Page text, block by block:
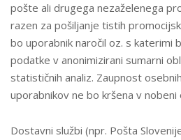
pošte ali drugega nezaželenega
razen za pošiljanje tistih
bo uporabnik naročil oz. s katerimi
podatke v anonimizirani sumarni
statističnih analiz. Zaupnost
uporabnikov ne bo kršena v nobeni
Dostavni službi (npr. Pošta